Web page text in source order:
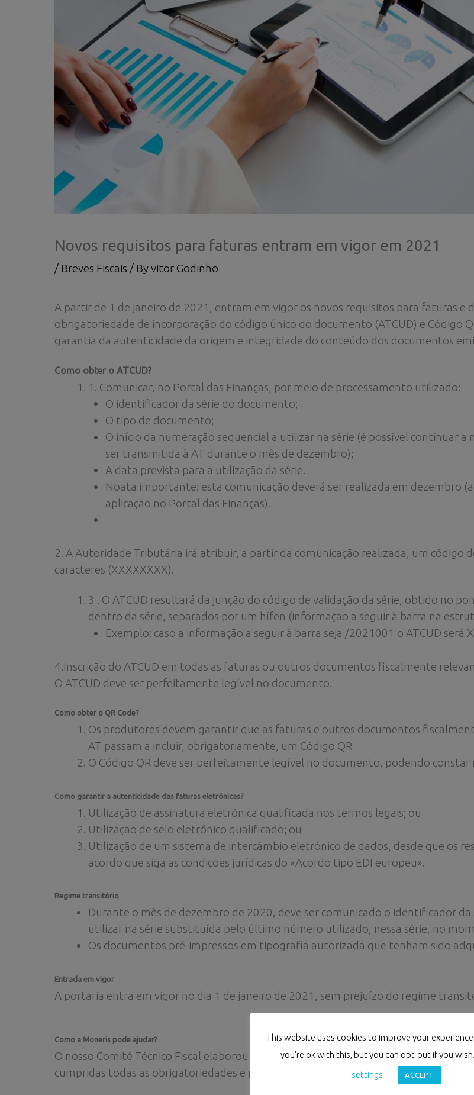
Novos requisitos para faturas entram em vigor em 2021
/ Breves Fiscais / Byvitor Godinho
A partir de 1 de janeiro de 2021, entram em vigor os novos requisitos para faturas e
obrigatoriedade de incorporação do código único do documento (ATCUD) e Código
garantia da autenticidade da origem e integridade do conteúdo dos documentos
Como obter o ATCUD?
1. Comunicar, no Portal das Finanças, por meio de processamento utilizado:
O identificador da série do documento;
O tipo de documento;
O início da numeração sequencial a utilizar na série (é possível continuar
ser transmitida à AT durante o mês de dezembro);
A data prevista para a utilização da série.
Noata importante: esta comunicação deverá ser realizada em dezembro
aplicação no Portal das Finanças).
2. A Autoridade Tributária irá atribuir, a partir da comunicação realizada, um código
caracteres (XXXXXXXX).
3 . O ATCUD resultará da junção do código de validação da série, obtido no
dentro da série, separados por um hífen (informação a seguir à barra na
Exemplo: caso a informação a seguir à barra seja /2021001 o ATCUD será
4.Inscrição do ATCUD em todas as faturas ou outros documentos fiscalmente
O ATCUD deve ser perfeitamente legível no documento.
Como obter o QR Code?
Os produtores devem garantir que as faturas e outros documentos
AT passam a incluir, obrigatoriamente, um Código QR
O Código QR deve ser perfeitamente legível no documento, podendo
Como garantir a autenticidade das faturas eletrónicas?
Utilização de assinatura eletrónica qualificada nos termos legais; ou
Utilização de selo eletrónico qualificado; ou
Utilização de um sistema de intercâmbio eletrónico de dados, desde que os
acordo que siga as condições jurídicas do «Acordo tipo EDI europeu».
Regime transitório
Durante o mês de dezembro de 2020, deve ser comunicado o identificador
utilizar na série substituída pelo último número utilizado, nessa série, no
Os documentos pré-impressos em tipografia autorizada que tenham sido
Entrada em vigor
A portaria entra em vigor no dia 1 de janeiro de 2021, sem prejuízo do regime
Como a Moneris pode ajudar?
O nosso Comité Técnico Fiscal elaborou esta informação para que possa
cumpridas todas as obrigatoriedades e prazos fixados.
This website uses cookies to improve your
you're ok with this, but you can opt-out if you wish.
settings
ACCEPT